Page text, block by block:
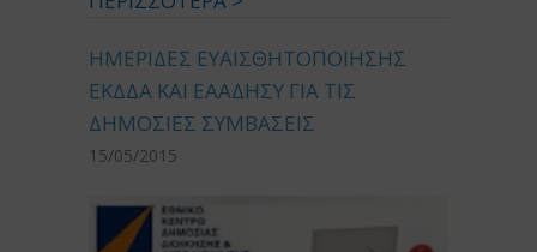
ΗΜΕΡΙΔΕΣ ΕΥΑΙΣΘΗΤΟΠΟΙΗΣΗΣ
ΕΚΔΔΑ ΚΑΙ ΕΑΑΔΗΣΥ ΓΙΑ ΤΙΣ
ΔΗΜΟΣΙΕΣ ΣΥΜΒΑΣΕΙΣ
15/05/2015